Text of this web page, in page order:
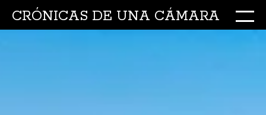
CRÓNICAS DE UNA CÁMARA
Ir